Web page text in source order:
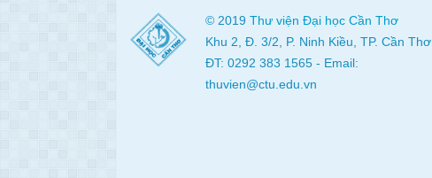
© 2019 Thư viện Đại học Cần Thơ
Khu 2, Đ. 3/2, P. Ninh Kiều, TP. Cần Thơ
ĐT: 0292 383 1565 - Email:
thuvien@ctu.edu.vn